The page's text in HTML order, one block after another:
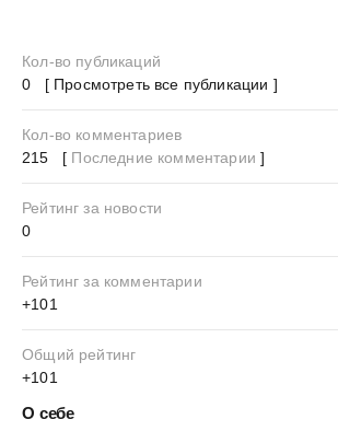
Кол-во публикаций
0 [ Просмотреть все публикации ]
Кол-во комментариев
215 [ Последние комментарии ]
Рейтинг за новости
0
Рейтинг за комментарии
+101
Общий рейтинг
+101
О себе